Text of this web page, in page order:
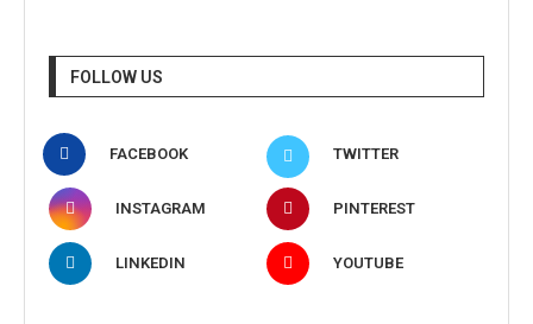
FOLLOW US
FACEBOOK TWITTER
INSTAGRAM PINTEREST
LINKEDIN YOUTUBE